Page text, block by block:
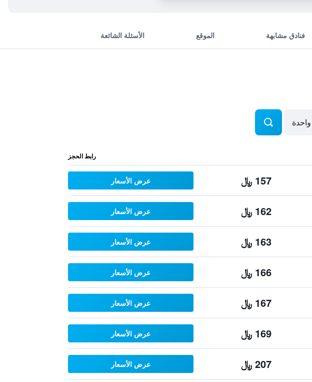
فنادق مشابهة الموقع الأسئلة الشائعة
رابط الحجز
157 ﷼ عرض الأسعار
162 ﷼ عرض الأسعار
163 ﷼ عرض الأسعار
166 ﷼ عرض الأسعار
167 ﷼ عرض الأسعار
169 ﷼ عرض الأسعار
207 ﷼ عرض الأسعار